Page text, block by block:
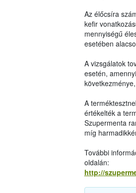
Az élőcsíra
kefir
mennyiségű
esetében
A vizsgálatok
esetén,
A
értékelték a
Szupermenta
míg
További
oldalán:
http://